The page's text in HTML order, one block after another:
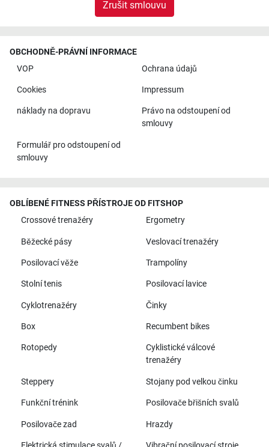
Zrušit smlouvu
OBCHODNĚ-PRÁVNÍ INFORMACE
VOP
Ochrana údajů
Cookies Impressum
náklady na dopravu
Právo na odstoupení od
smlouvy
Formulář pro odstoupení od
smlouvy
OBLÍBENÉ FITNESS PŘÍSTROJE OD FITSHOP
Crossové trenažéry
Ergometry
Běžecké pásy Veslovací trenažéry
Posilovací věže Trampolíny
Stolní tenis Posilovací lavice
Cyklotrenažéry Činky
Box Recumbent bikes
Rotopedy
Cyklistické válcové
trenažéry
Steppery Stojany pod velkou činku
Funkční trénink Posilovače břišních svalů
Posilovače zad Hrazdy